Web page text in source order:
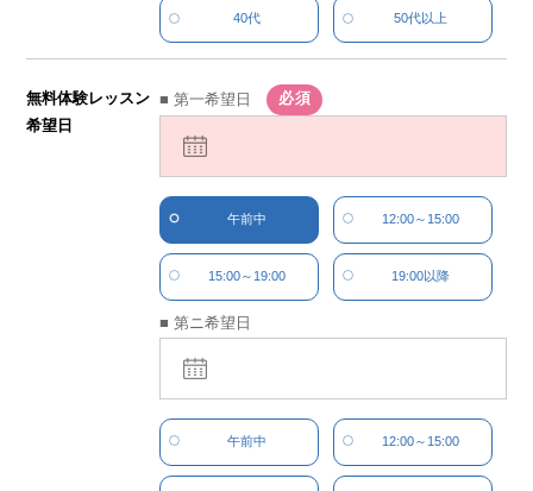
40代 50代以上
無料体験レッスン
希望日
■ 第一希望日
午前中 12:00～15:00
15:00～19:00 19:00以降
■ 第ニ希望日
午前中 12:00～15:00